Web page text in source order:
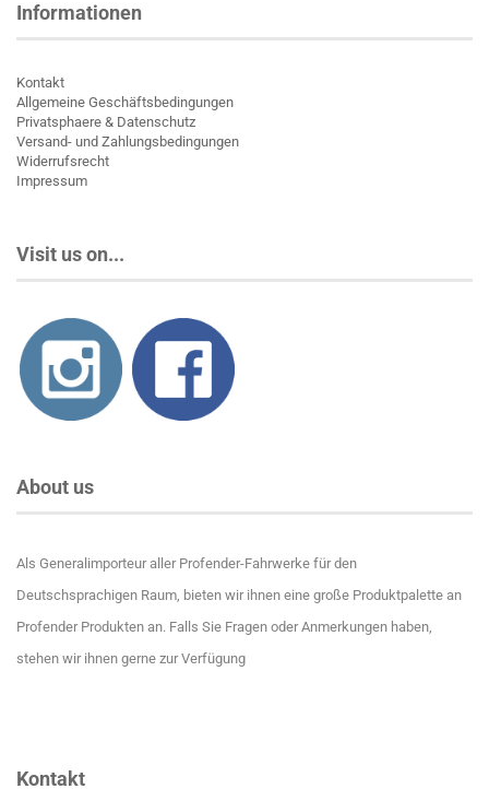
Informationen
Kontakt
Allgemeine Geschäftsbedingungen
Privatsphaere & Datenschutz
Versand- und Zahlungsbedingungen
Widerrufsrecht
Impressum
Visit us on...
About us
Als Generalimporteur aller Profender-Fahrwerke für den
Deutschsprachigen Raum, bieten wir ihnen eine große Produktpalette an
Profender Produkten an. Falls Sie Fragen oder Anmerkungen haben,
stehen wir ihnen gerne zur Verfügung
Kontakt